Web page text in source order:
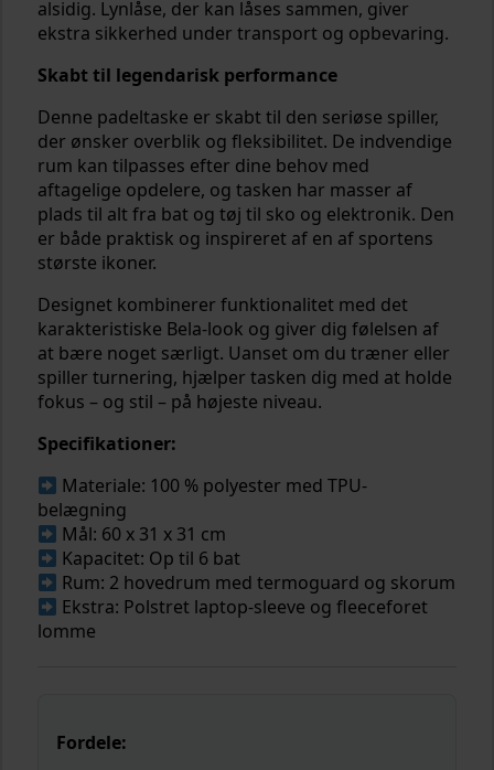
alsidig. Lynlåse, der kan låses sammen, giver
ekstra sikkerhed under transport og opbevaring.
Skabt til legendarisk performance
Denne padeltaske er skabt til den seriøse spiller,
der ønsker overblik og fleksibilitet. De indvendige
rum kan tilpasses efter dine behov med
aftagelige opdelere, og tasken har masser af
plads til alt fra bat og tøj til sko og elektronik. Den
er både praktisk og inspireret af en af sportens
største ikoner.
Designet kombinerer funktionalitet med det
karakteristiske Bela-look og giver dig følelsen af
at bære noget særligt. Uanset om du træner eller
spiller turnering, hjælper tasken dig med at holde
fokus – og stil – på højeste niveau.
Specifikationer:
Materiale: 100 % polyester med TPU-
belægning
Mål: 60 x 31 x 31 cm
Kapacitet: Op til 6 bat
Rum: 2 hovedrum med termoguard og skorum
Ekstra: Polstret laptop-sleeve og fleeceforet
lomme
Fordele: